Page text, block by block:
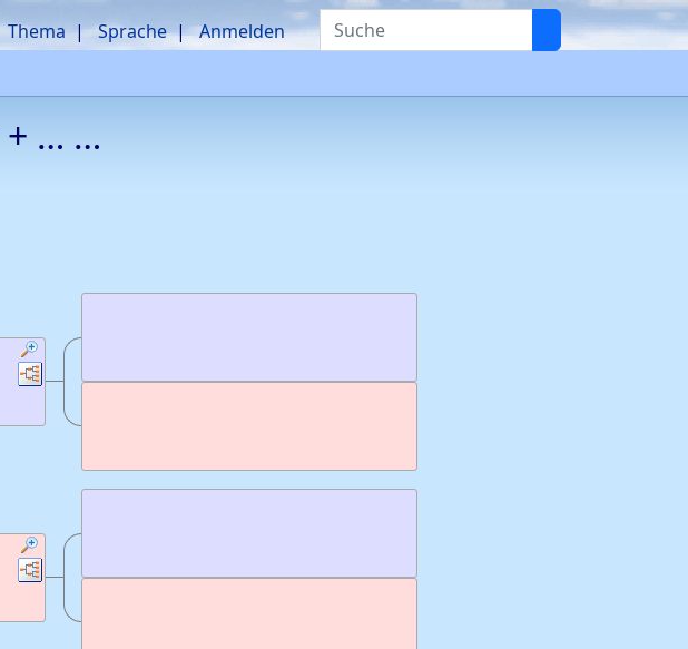
Suche
Thema Sprache Anmelden
+ … …
Verknüpfungen
Verknüpfungen
Verknüpfungen
Verknüpfungen